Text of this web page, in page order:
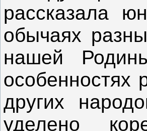
рассказала
обычаях
нашей
особенностях
других
уделено